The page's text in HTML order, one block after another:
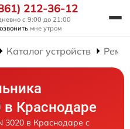
212-36-12
с 9:00 до 21:00
мне утром
Каталог устройств
в Краснодаре
3020 в Краснодаре с